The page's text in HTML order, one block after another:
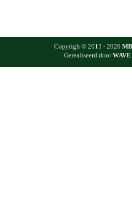
Copyrigh © 2015 - 2026
Gerealiseerd door